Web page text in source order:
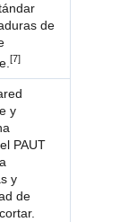
de
[7]
y
PAUT
y
de